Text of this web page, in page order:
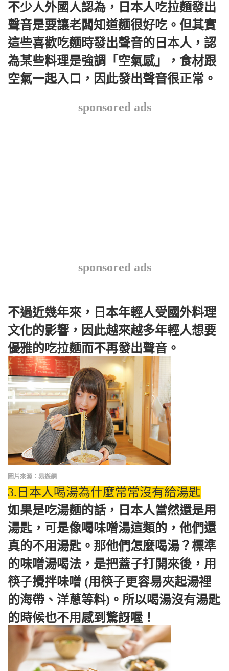
不少人外國人認為，日本人吃拉麵發出
聲音是要讓老闆知道麵很好吃。但其實
這些喜歡吃麵時發出聲音的日本人，認
為某些料理是強調「空氣感」，食材跟
空氣一起入口，因此發出聲音很正常。
sponsored ads
sponsored ads
不過近幾年來，日本年輕人受國外料理
文化的影響，因此越來越多年輕人想要
優雅的吃拉麵而不再發出聲音。
圖片來源：易遊網
3.日本人喝湯為什麼常常沒有給湯匙
如果是吃湯麵的話，日本人當然還是用
湯匙，可是像喝味噌湯這類的，他們還
真的不用湯匙。那他們怎麼喝湯？標準
的味噌湯喝法，是把蓋子打開來後，用
筷子攪拌味噌 (用筷子更容易夾起湯裡
的海帶、洋蔥等料)。所以喝湯沒有湯匙
的時候也不用感到驚訝喔！